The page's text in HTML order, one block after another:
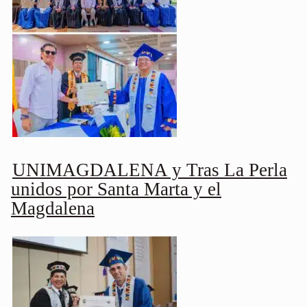
UNIMAGDALENA y Tras La Perla
unidos por Santa Marta y el
Magdalena